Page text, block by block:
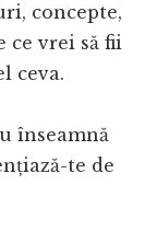
concepte,
ce vrei să fii
ceva.
înseamnă
te de